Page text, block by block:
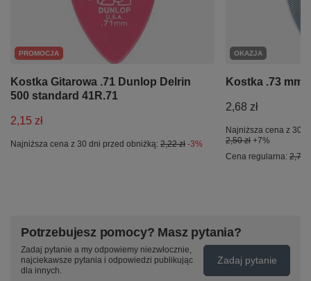
PROMOCJA
Kostka Gitarowa .71 Dunlop Delrin
500 standard 41R.71
2,15 zł
Najniższa cena z 30 dni przed obniżką: 2,22 zł -3%
OKAZJA
Kostka .73 mm
2,68 zł
Najniższa cena z 30
2,50 zł +7%
Cena regularna: 2,77
Potrzebujesz pomocy? Masz pytania?
Zadaj pytanie a my odpowiemy niezwłocznie,
najciekawsze pytania i odpowiedzi publikując
dla innych.
Zadaj pytanie